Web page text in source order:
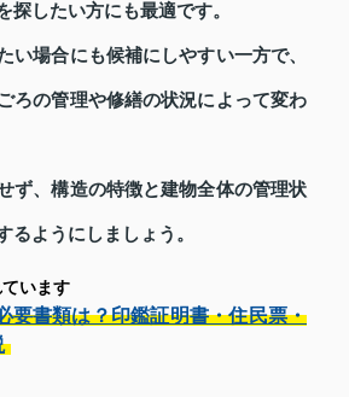
探したい方にも最適です。
い場合にも候補にしやすい一方で、
ろの管理や修繕の状況によって変わ
ず、構造の特徴と建物全体の管理状
るようにしましょう。
います
要書類は？印鑑証明書・住民票・